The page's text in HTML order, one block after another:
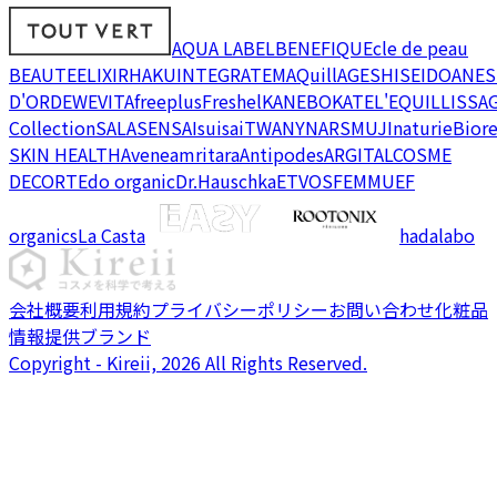
AQUA LABELBENEFIQUEcle de peau
BEAUTEELIXIRHAKUINTEGRATEMAQuillAGESHISEIDO
D'ORDEWEVITAfreeplusFreshelKANEBOKATEL'EQUIL
CollectionSALASENSAIsuisaiTWANYNARSMUJInaturieBiore
SKIN HEALTHAveneamritaraAntipodesARGITALCOSME
DECORTEdo organicDr.HauschkaETVOSFEMMUEF
organicsLa Casta hadalabo
会社概要利用規約プライバシーポリシーお問い合わせ化粧品
情報提供ブランド
Copyright - Kireii, 2026 All Rights Reserved.